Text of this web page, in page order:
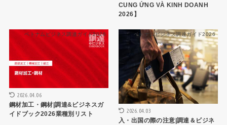
CUNG ỨNG VÀ KINH DOANH
2026】
ベトナムビジネス調達ガイド2026
2026.04.06
鋼材加工・鋼材|調達&ビジネスガ
イドブック2026業種別リスト
ベトナムビジネス調達ガイド2026
2026.04.03
入・出国の際の注意|調達＆ビジネ